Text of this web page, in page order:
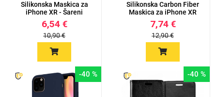
Silikonska Maskica za
iPhone XR - Šareni
motiv...
6,54 €
10,90 €
Silikonska Carbon Fiber
Maskica za iPhone XR
7,74 €
12,90 €
-40 % -40 %